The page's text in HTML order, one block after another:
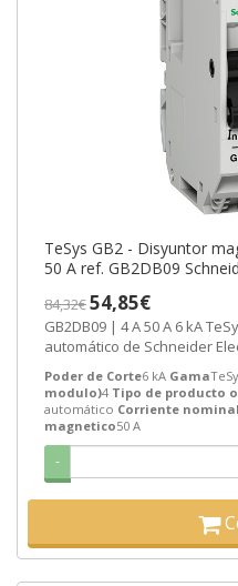
TeSys GB2 - Disyuntor
50 A ref. GB2DB09
84,32€54,85€
GB2DB09 | 4 A 50 A 6 kA TeSys GB2 TeSys 4 Interruptor
automático de Schneider
Poder de Corte6 kA Gama
modulo)4 Tipo de producto
automático Corriente nominal
magnetico50 A
-